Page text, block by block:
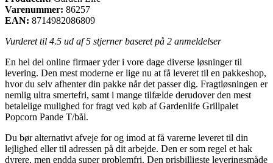
Varenummer: 86257
EAN: 8714982086809
Vurderet til 4.5 ud af 5 stjerner baseret på 2 anmeldelser
En hel del online firmaer yder i vore dage diverse løsninger til
levering. Den mest moderne er lige nu at få leveret til en pakkeshop,
hvor du selv afhenter din pakke når det passer dig. Fragtløsningen er
nemlig ultra smertefri, samt i mange tilfælde derudover den mest
betalelige mulighed for fragt ved køb af Gardenlife Grillpalet
Popcorn Pande T/bål.
Du bør alternativt afveje for og imod at få varerne leveret til din
lejlighed eller til adressen på dit arbejde. Den er som regel et hak
dyrere, men endda super problemfri. Den prisbilligste leveringsmåde